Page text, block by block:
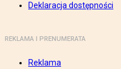
Deklaracja dostępności
REKLAMA I PRENUMERATA
Reklama